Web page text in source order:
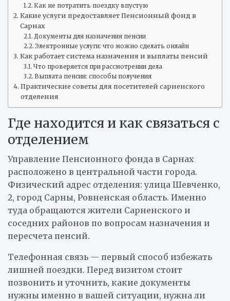
Как не потратить поездку впустую
Какие услуги предоставляет Пенсионный фонд в
Сарнах
Документы для назначения пенсии
Электронные услуги: что можно сделать онлайн
Как работает система назначения и выплаты пенсий
Что проверяется при рассмотрении дела
Выплата пенсии: способы получения
Практические советы для посетителей сарненского
отделения
Где находится и как связаться с
отделением
Управление Пенсионного фонда в Сарнах
расположено в центральной части города.
Физический адрес отделения: улица Шевченко,
2, город Сарны, Ровненская область. Именно
туда обращаются жители Сарненского и
соседних районов по вопросам назначения и
пересчета пенсий.
Телефонная связь — первый способ избежать
лишней поездки. Перед визитом стоит
позвонить и уточнить, какие документы
нужны именно в вашей ситуации, нужна ли